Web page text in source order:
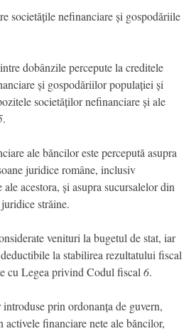
societățile nefinanciare și gospodăriile
dobânzile percepute la creditele
și gospodăriilor populației și
societăților nefinanciare și ale
.
ale băncilor este percepută asupra
juridice române, inclusiv
acestora, și asupra sucursalelor din
străine.
venituri la bugetul de stat, iar
la stabilirea rezultatului fiscal
cu Legea privind Codul fiscal 6.
prin ordonanța de guvern,
activele financiare nete ale băncilor,